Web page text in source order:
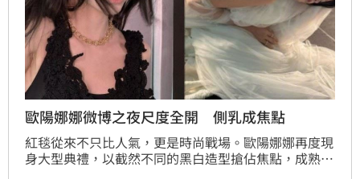
歐陽娜娜微博之夜尺度全開 側乳成焦點
紅毯從來不只比人氣，更是時尚戰場。歐陽娜娜再度現
身大型典禮，以截然不同的黑白造型搶佔焦點，成熟氣